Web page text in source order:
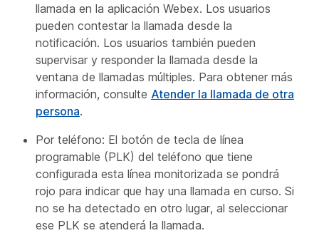
llamada en la aplicación Webex. Los usuarios
pueden contestar la llamada desde la
notificación. Los usuarios también pueden
supervisar y responder la llamada desde la
ventana de llamadas múltiples. Para obtener más
información, consulte Atender la llamada de otra
persona.
Por teléfono: El botón de tecla de línea
programable (PLK) del teléfono que tiene
configurada esta línea monitorizada se pondrá
rojo para indicar que hay una llamada en curso. Si
no se ha detectado en otro lugar, al seleccionar
ese PLK se atenderá la llamada.